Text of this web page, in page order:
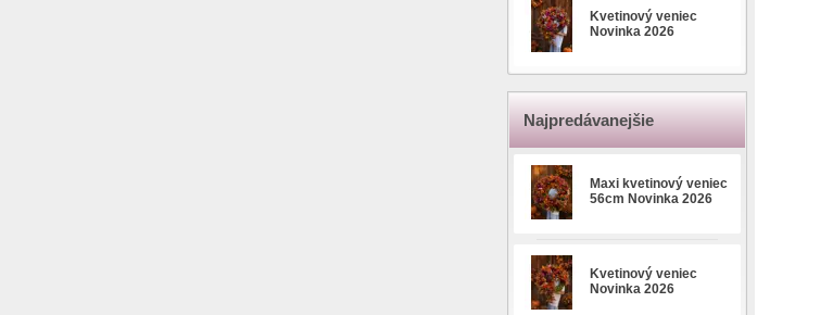
Kvetinový veniec
Novinka 2026
Najpredávanejšie
Maxi kvetinový veniec
56cm Novinka 2026
Kvetinový veniec
Novinka 2026